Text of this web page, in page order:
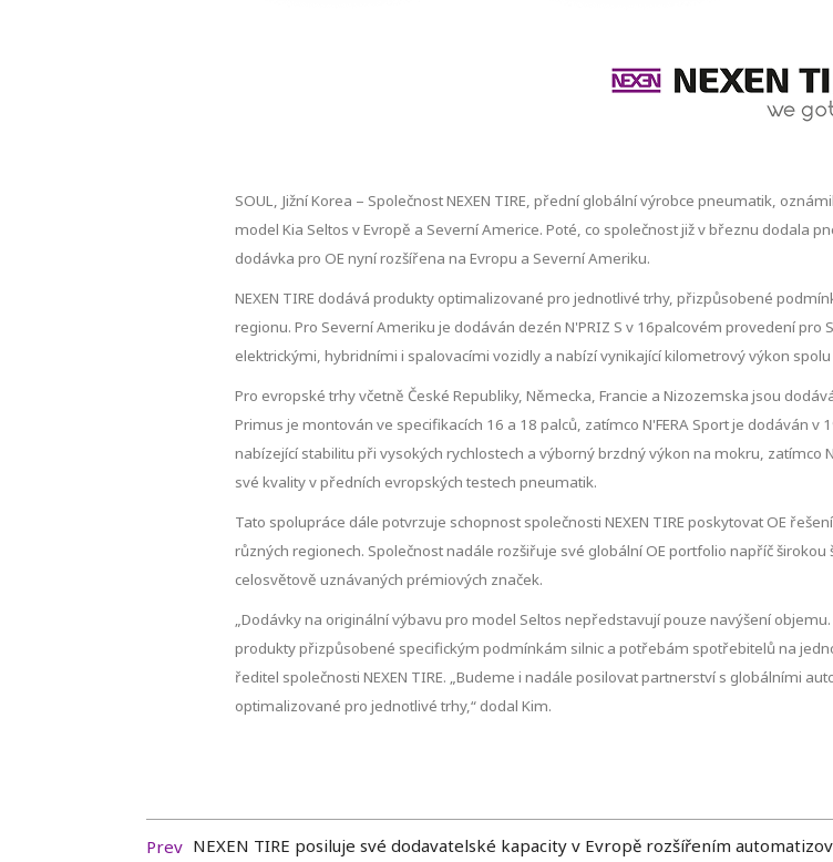
SOUL, Jižní Korea – Společnost NEXEN TIRE, přední globální výrobce pneumatik,
model Kia Seltos v Evropě a Severní Americe. Poté, co společnost již v březnu dodala
dodávka pro OE nyní rozšířena na Evropu a Severní Ameriku.
NEXEN TIRE dodává produkty optimalizované pro jednotlivé trhy, přizpůsobené
regionu. Pro Severní Ameriku je dodáván dezén N'PRIZ S v 16palcovém provedení
elektrickými, hybridními i spalovacími vozidly a nabízí vynikající kilometrový výkon
Pro evropské trhy včetně České Republiky, Německa, Francie a Nizozemska jsou
Primus je montován ve specifikacích 16 a 18 palců, zatímco N'FERA Sport je dodáván
nabízející stabilitu při vysokých rychlostech a výborný brzdný výkon na mokru, zatímco
své kvality v předních evropských testech pneumatik.
Tato spolupráce dále potvrzuje schopnost společnosti NEXEN TIRE poskytovat OE
různých regionech. Společnost nadále rozšiřuje své globální OE portfolio napříč
celosvětově uznávaných prémiových značek.
„Dodávky na originální výbavu pro model Seltos nepředstavují pouze navýšení
produkty přizpůsobené specifickým podmínkám silnic a potřebám spotřebitelů na
ředitel společnosti NEXEN TIRE. „Budeme i nadále posilovat partnerství s globálními
optimalizované pro jednotlivé trhy,“ dodal Kim.
Prev NEXEN TIRE posiluje své dodavatelské kapacity v Evropě rozšířením